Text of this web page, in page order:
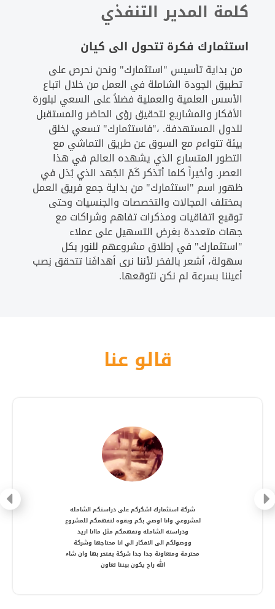
كلمة المدير التنفذي
استثمارك فكرة تتحول الى كيان
من بداية تأسيس "استثمارك" ونحن نحرص على
تطبيق الجودة الشاملة في العمل من خلال اتباع
الأسس العلمية والعملية فضلاً على السعي لبلورة
الأفكار والمشاريع لتحقيق رؤى الحاضر والمستقبل
للدول المستهدفة. ،"فاستثمارك" تسعي لخلق
بيئة تتواءم مع السوق عن طريق التماشي مع
التطور المتسارع الذي يشهده العالم في هذا
العصر. وأخيراً كلما أتذكر كَمْ الجُهد الذي بُذل في
ظهور اسم "استثمارك" من بداية جمع فريق العمل
بمختلف المجالات والتخصصات والجنسيات وحتى
توقيع اتفاقيات ومذكرات تفاهم وشراكات مع
جهات متعددة بغرض التسهيل على عملاء
"استثمارك" في إطلاق مشروعهم للنور بكل
سهولة، أشعر بالفخر لأننا نرى أهدافَنا تتحقق نِصب
أعيننا بسرعة لم نكن نتوقعها.
قالو عنا
شركة متعاونة، انصح بالتعامل معها ، شكرا أستاذ
أمير